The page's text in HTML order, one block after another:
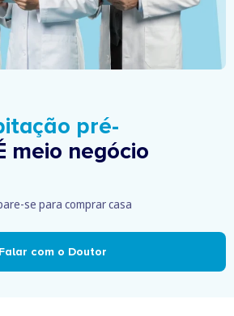
pré-
meio negócio
se para comprar casa
Falar com o Doutor